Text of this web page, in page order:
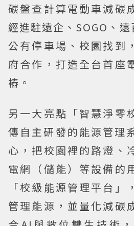
碳盤查計算電動車減碳
經進駐遠企、SOGO、
公有停車場、校園找到
府合作，打造全台首座
樁。
另一大亮點「智慧淨零
傳自主研發的能源管理
心，把校園裡的路燈、
電網（儲能）等設備的
「校級能源管理平台」
管理能源，並量化減碳